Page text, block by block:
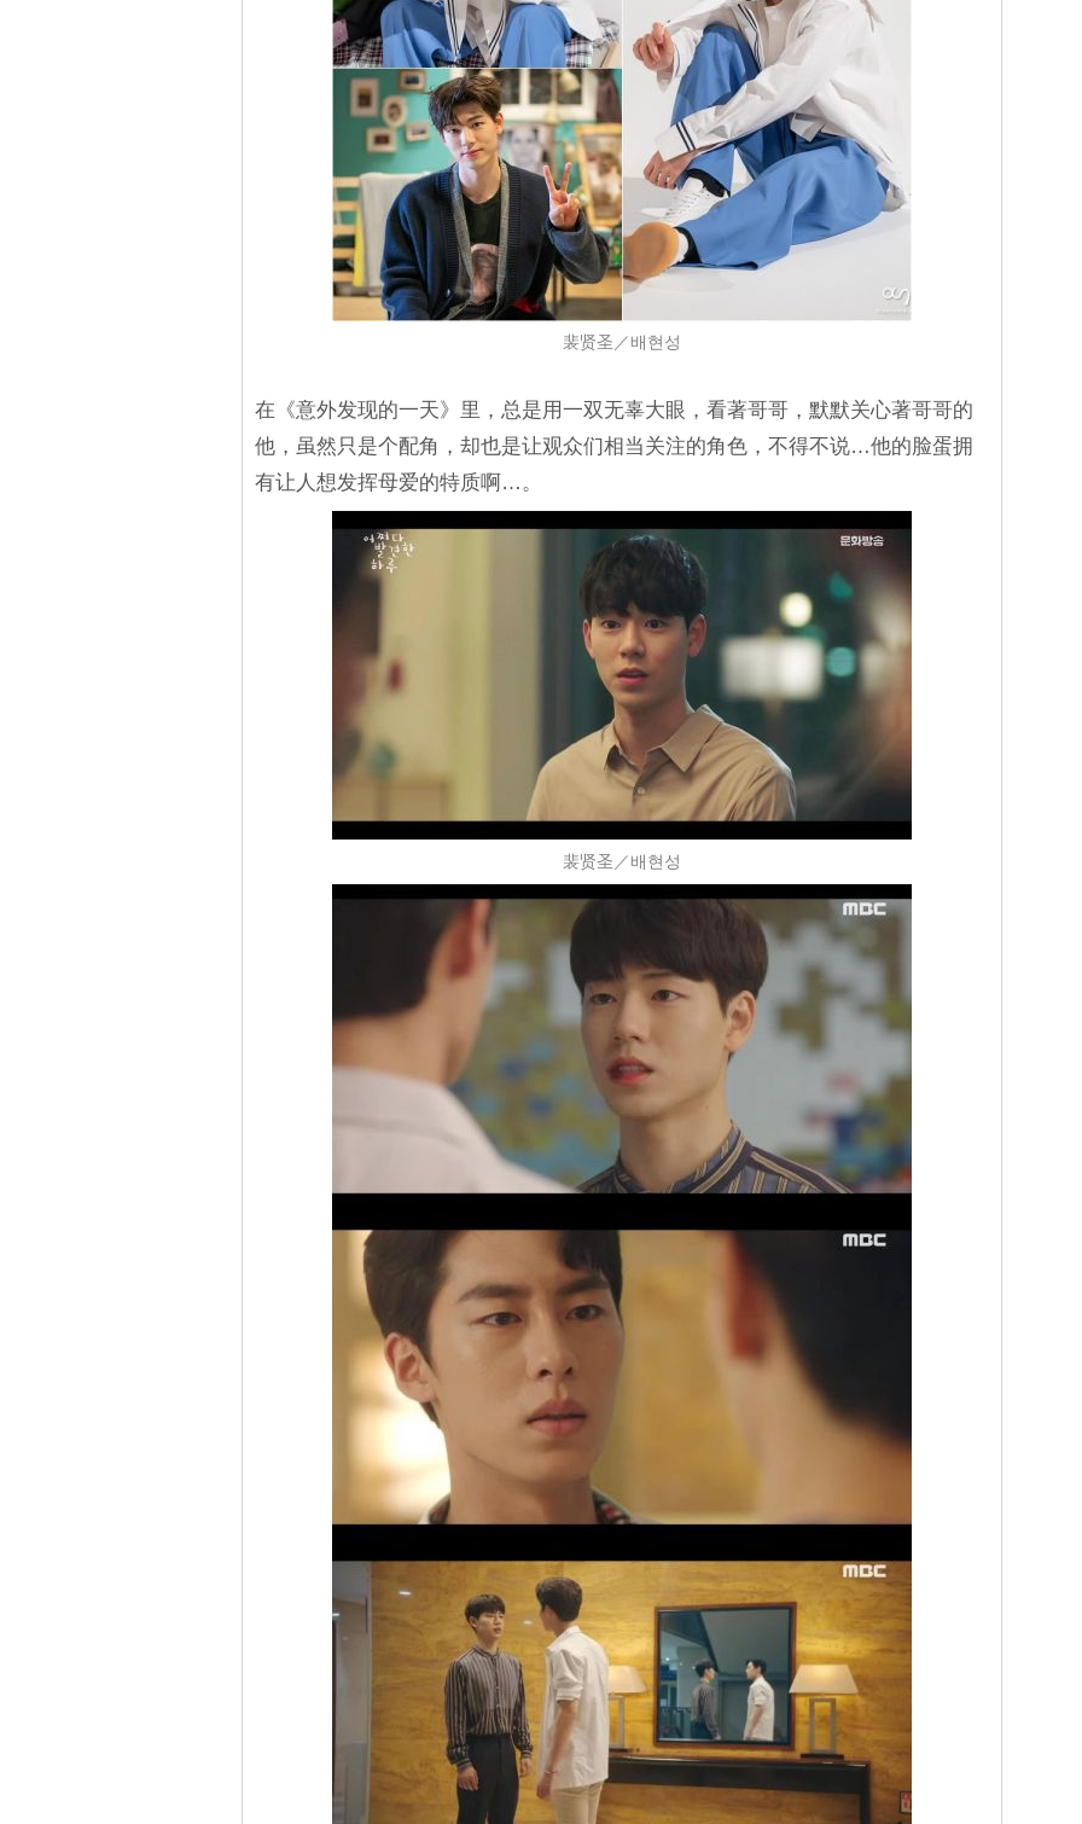
裴贤圣／배현성
在《意外发现的一天》里，总是用一双无辜大眼，看著哥哥，默默关心著哥哥的
他，虽然只是个配角，却也是让观众们相当关注的角色，不得不说…他的脸蛋拥
有让人想发挥母爱的特质啊…。
裴贤圣／배현성